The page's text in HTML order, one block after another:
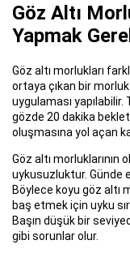
Göz Altı
Yapmak
Göz altı morlukları
ortaya çıkan bir
uygulaması
gözde 20 dakika
oluşmasına yol açan
Göz altı morluklarının
uykusuzluktur. Günde
Böylece koyu göz altı
baş etmek için uyku
Başın düşük bir
gibi sorunlar olur.